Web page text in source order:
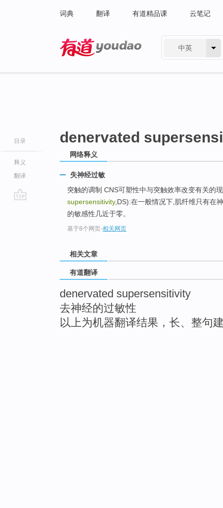
词典 翻译 有道精品课 云笔记
中英
目录
释义
翻译
denervated
网络释义
失神经过敏
突触的调制 CNS可塑性中与突触效率改变有关的
supersensitivity,DS):在一般情况下,肌纤维只有在
的敏感性几近于零。
基于8个网页-相关网页
相关文章
有道翻译
denervated supersensitivity
去神经的过敏性
以上为机器翻译结果，长、整句